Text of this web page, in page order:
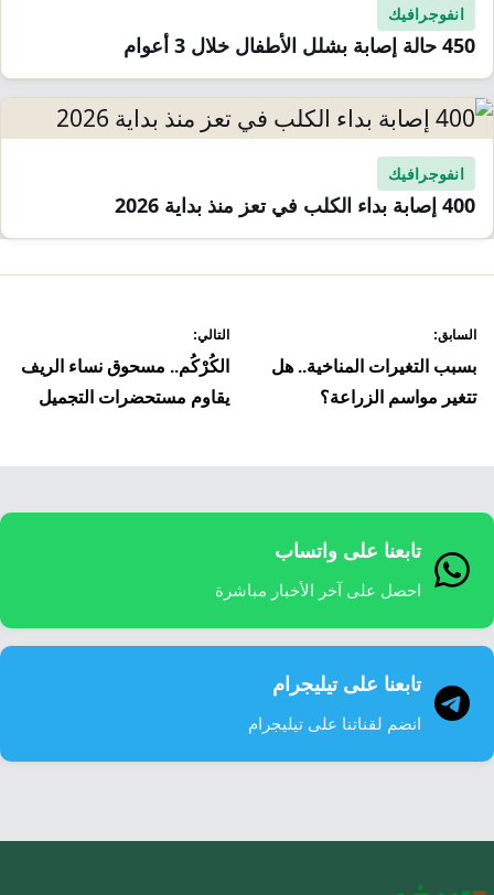
انفوجرافيك
450 حالة إصابة بشلل الأطفال خلال 3 أعوام
انفوجرافيك
400 إصابة بداء الكلب في تعز منذ بداية 2026
المقالات
السابق:
بسبب التغيرات المناخية.. هل
تتغير مواسم الزراعة؟
التالي:
الكُرْكُم.. مسحوق نساء الريف
يقاوم مستحضرات التجميل
تابعنا على واتساب
احصل على آخر الأخبار مباشرة
تابعنا على تيليجرام
انضم لقناتنا على تيليجرام